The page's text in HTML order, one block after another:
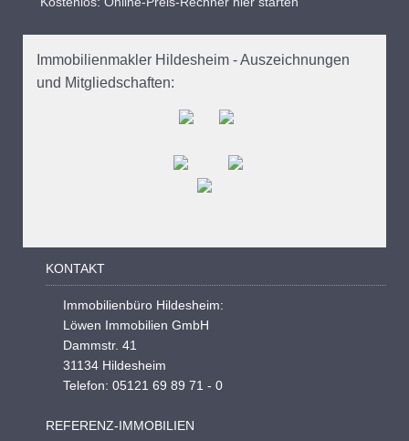
Immobilienmakler Hildesheim - Auszeichnungen
und Mitgliedschaften:
KONTAKT
Immobilienbüro Hildesheim:
Löwen Immobilien GmbH
Dammstr. 41
31134 Hildesheim
Telefon: 05121 69 89 71 - 0
REFERENZ-IMMOBILIEN